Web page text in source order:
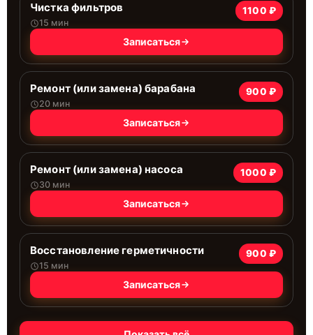
Чистка фильтров
15 мин
1100 ₽
Записаться
Ремонт (или замена) барабана
20 мин
900 ₽
Записаться
Ремонт (или замена) насоса
30 мин
1000 ₽
Записаться
Восстановление герметичности
15 мин
900 ₽
Записаться